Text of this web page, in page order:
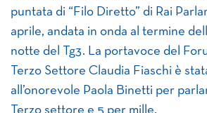
puntata di “Filo Diretto” di Rai
aprile, andata in onda al termine
notte del Tg3. La portavoce del
Terzo Settore Claudia Fiaschi è
all’onorevole Paola Binetti per
Terzo settore e 5 per mille.